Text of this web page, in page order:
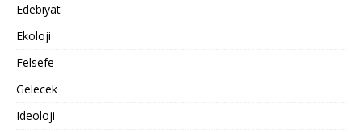
Edebiyat
Ekoloji
Felsefe
Gelecek
Ideoloji